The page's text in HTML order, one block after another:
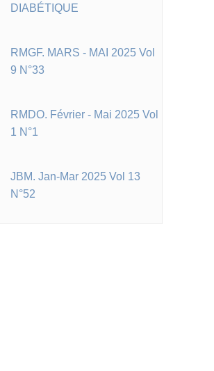
DIABÉTIQUE
RMGF. MARS - MAI 2025 Vol
9 N°33
RMDO. Février - Mai 2025 Vol
1 N°1
JBM. Jan-Mar 2025 Vol 13
N°52